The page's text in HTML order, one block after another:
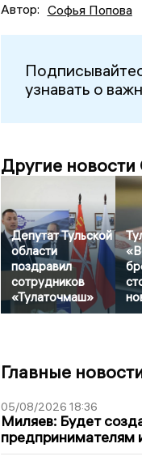
Автор: Софья Попова
узнавать о
Другие
Депутат Тульской
области
поздравил
сотрудников
«Тулаточмаш»
Главные
05/08/2026 18:36
Миляев: Будет
предпринимателям